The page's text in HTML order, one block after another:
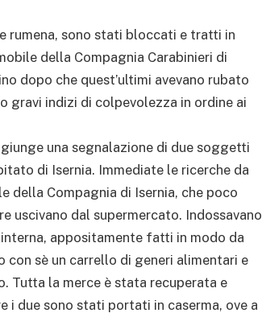
rumena, sono stati bloccati e tratti in
della Compagnia Carabinieri di
dopo che quest’ultimi avevano rubato
gravi indizi di colpevolezza in ordine ai
una segnalazione di due soggetti
di Isernia. Immediate le ricerche da
della Compagnia di Isernia, che poco
uscivano dal supermercato. Indossavano
appositamente fatti in modo da
con sè un carrello di generi alimentari e
Tutta la merce è stata recuperata e
i due sono stati portati in caserma, ove a